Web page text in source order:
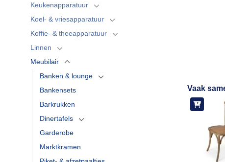
Keukenapparatuur
Koel- & vriesapparatuur
Koffie- & theeapparatuur
Linnen
Meubilair
Banken & lounge
Bankensets
Barkrukken
Dinertafels
Garderobe
Marktkramen
Vaak